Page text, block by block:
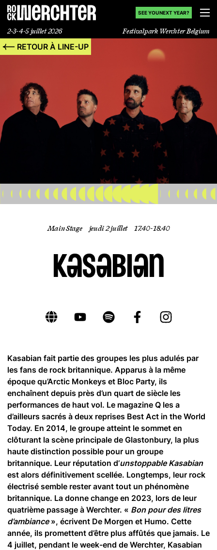
SEE YOU NEXT YEAR?
2-3-4-5 juillet 2026 Festivalpark Werchter Belgium
Line-up
Infos
News
Shop
History
RETOUR À LINE-UP
Main Stage jeudi 2 juillet 17.40- 18.40
Kasabian
Kasabian fait partie des groupes les plus adulés par
les fans de rock britannique. Apparus à la même
époque qu’Arctic Monkeys et Bloc Party, ils
enchaînent depuis près d’un quart de siècle les
performances de haut vol. Le magazine Q les a
d’ailleurs sacrés à deux reprises Best Act in the World
Today. En 2014, le groupe atteint le sommet en
clôturant la scène principale de Glastonbury, la plus
haute distinction possible pour un groupe
britannique. Leur réputation d’unstoppable Kasabian
est alors définitivement scellée. Longtemps, leur rock
électrisé semble rester avant tout un phénomène
britannique. La donne change en 2023, lors de leur
quatrième passage à Werchter. « Bon pour des litres
d’ambiance», écrivent De Morgen et Humo. Cette
année, ils promettent d’être plus affûtés que jamais. Le
4 juillet, pendant le week-end de Werchter, Kasabian